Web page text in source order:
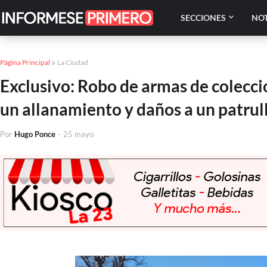
SECCIONES
Página Principal La Ciudad
Exclusivo: Robo de armas de
un allanamiento y daños a un
Por Hugo Ponce - 25 mayo